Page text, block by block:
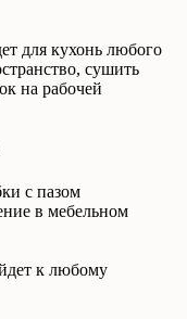
для кухонь любого
сушить
на рабочей
с пазом
в мебельном
к любому